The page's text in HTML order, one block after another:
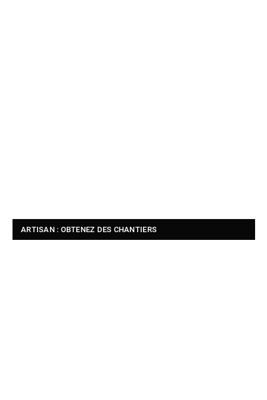
ARTISAN : OBTENEZ DES CHANTIERS